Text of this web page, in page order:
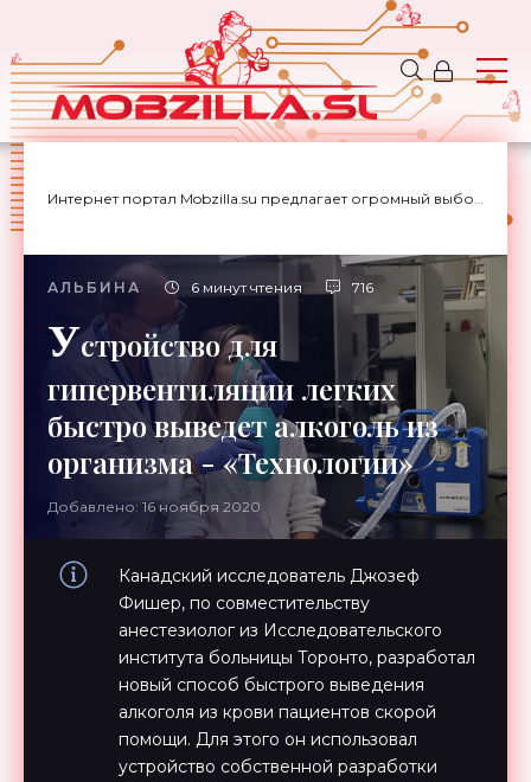
Интернет портал Mobzilla.su предлагает огромный выбор новостей с доставкой на дом.
АЛЬБИНА 6 минут чтения 716
Устройство для
гипервентиляции легких
быстро выведет алкоголь из
организма - «Технологии»
Добавлено: 16 ноября 2020
Канадский исследователь Джозеф
Фишер, по совместительству
анестезиолог из Исследовательского
института больницы Торонто, разработал
новый способ быстрого выведения
алкоголя из крови пациентов скорой
помощи. Для этого он использовал
устройство собственной разработки